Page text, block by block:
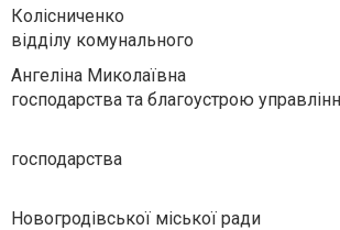
Колісниченко
відділу комунального
Ангеліна
господарства та благоустрою
господарства
Новогродівської міської ради